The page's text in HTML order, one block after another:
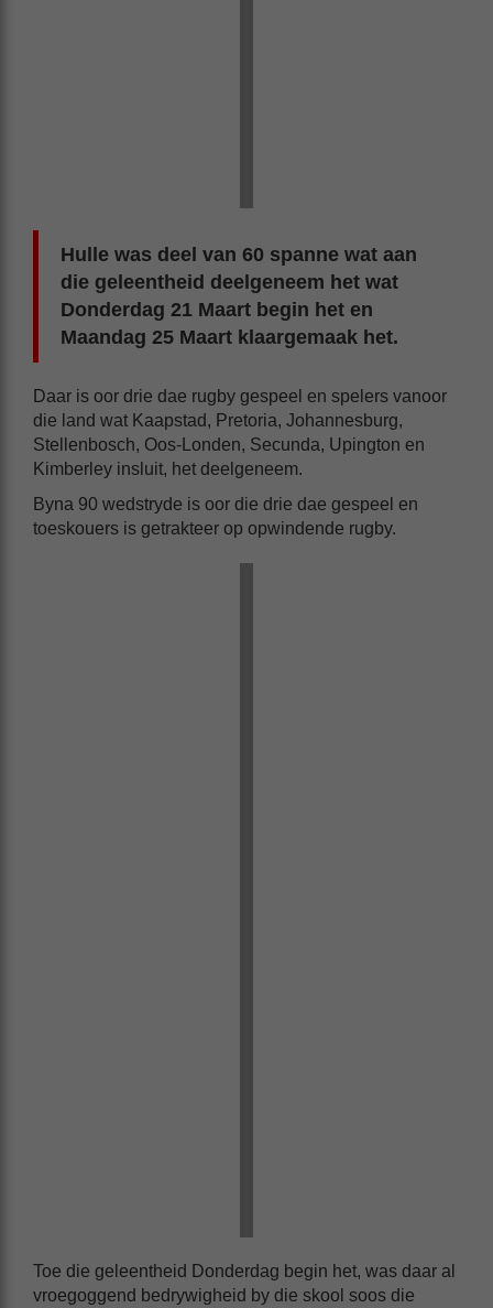
Hulle was deel van 60 spanne wat aan
die geleentheid deelgeneem het wat
Donderdag 21 Maart begin het en
Maandag 25 Maart klaargemaak het.
Daar is oor drie dae rugby gespeel en spelers vanoor
die land wat Kaapstad, Pretoria, Johannesburg,
Stellenbosch, Oos-Londen, Secunda, Upington en
Kimberley insluit, het deelgeneem.
Byna 90 wedstryde is oor die drie dae gespeel en
toeskouers is getrakteer op opwindende rugby.
Toe die geleentheid Donderdag begin het, was daar al
vroegoggend bedrywigheid by die skool soos die